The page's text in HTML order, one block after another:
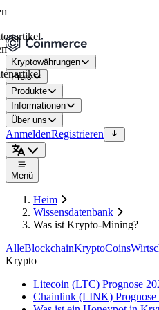
Kryptowährungen
Preis
Produkte
Informationen
Über uns
AnmeldenRegistrieren
Menü
Heim
Wissensdatenbank
Was ist Krypto-Mining?
AlleBlockchainKryptoCoins
Krypto
Litecoin (LTC) Prognose
Chainlink (LINK)